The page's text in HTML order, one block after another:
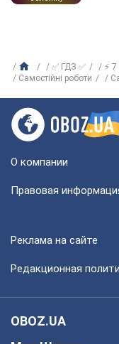
✅ ГДЗ ✅ ⚡
Самостійні роботи
О компании
Правовая
Реклама на сайте
Редакционная
OBOZ.UA